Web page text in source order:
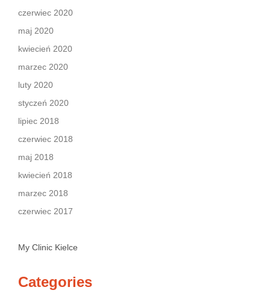
czerwiec 2020
maj 2020
kwiecień 2020
marzec 2020
luty 2020
styczeń 2020
lipiec 2018
czerwiec 2018
maj 2018
kwiecień 2018
marzec 2018
czerwiec 2017
My Clinic Kielce
Categories